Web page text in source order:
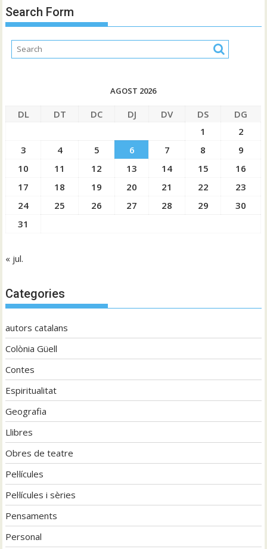
Search Form
AGOST 2026
DL DT DC DJ DV DS
DG
1
2
3
4 5 6 7 8
9
10
11 12 13 14 15
16
17
18 19 20 21 22
23
24
25 26 27 28 29
30
31
« jul.
Categories
autors catalans
Colònia Güell
Contes
Espiritualitat
Geografia
Llibres
Obres de teatre
Pel·lícules
Pel·lícules i sèries
Pensaments
Personal